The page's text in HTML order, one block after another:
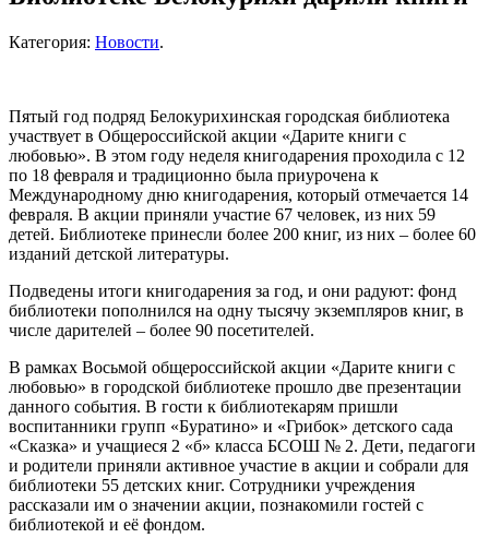
Категория: Новости.
Пятый год подряд Белокурихинская городская библиотека
участвует в Общероссийской акции «Дарите книги с
любовью». В этом году неделя книгодарения проходила с 12
по 18 февраля и традиционно была приурочена к
Международному дню книгодарения, который отмечается 14
февраля. В акции приняли участие 67 человек, из них 59
детей. Библиотеке принесли более 200 книг, из них – более 60
изданий детской литературы.
Подведены итоги книгодарения за год, и они радуют: фонд
библиотеки пополнился на одну тысячу экземпляров книг, в
числе дарителей – более 90 посетителей.
В рамках Восьмой общероссийской акции «Дарите книги с
любовью» в городской библиотеке прошло две презентации
данного события. В гости к библиотекарям пришли
воспитанники групп «Буратино» и «Грибок» детского сада
«Сказка» и учащиеся 2 «б» класса БСОШ № 2. Дети, педагоги
и родители приняли активное участие в акции и собрали для
библиотеки 55 детских книг. Сотрудники учреждения
рассказали им о значении акции, познакомили гостей с
библиотекой и её фондом.